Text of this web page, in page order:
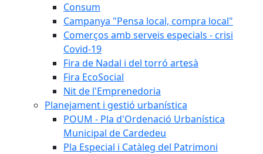
Consum
Campanya "Pensa local, compra local"
Comerços amb serveis especials - crisi
Covid-19
Fira de Nadal i del torró artesà
Fira EcoSocial
Nit de l'Emprenedoria
Planejament i gestió urbanística
POUM - Pla d'Ordenació Urbanística
Municipal de Cardedeu
Pla Especial i Catàleg del Patrimoni